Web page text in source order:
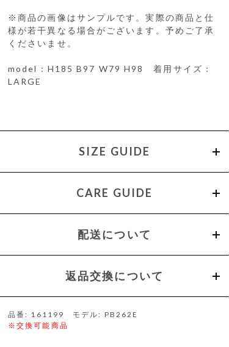
※商品の画像はサンプルです。実際の商品と仕
様が若干異なる場合がございます。予めご了承
くださいませ。
model：H185 B97 W79 H98 着用サイズ：
LARGE
SIZE GUIDE
CARE GUIDE
配送について
返品交換について
品番: 161199 モデル: PB262E
※交換可能商品